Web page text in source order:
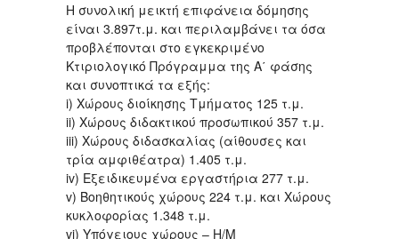
Η συνολική μεικτή επιφάνεια δόμησης
είναι 3.897τ.μ. και περιλαμβάνει τα όσα
προβλέπονται στο εγκεκριμένο
Κτιριολογικό Πρόγραμμα της Α΄ φάσης
και συνοπτικά τα εξής:
i) Χώρους διοίκησης Τμήματος 125 τ.μ.
ii) Χώρους διδακτικού προσωπικού 357 τ.μ.
iii) Χώρους διδασκαλίας (αίθουσες και
τρία αμφιθέατρα) 1.405 τ.μ.
iv) Εξειδικευμένα εργαστήρια 277 τ.μ.
v) Βοηθητικούς χώρους 224 τ.μ. και Χώρους
κυκλοφορίας 1.348 τ.μ.
vi) Υπόγειους χώρους – Η/Μ